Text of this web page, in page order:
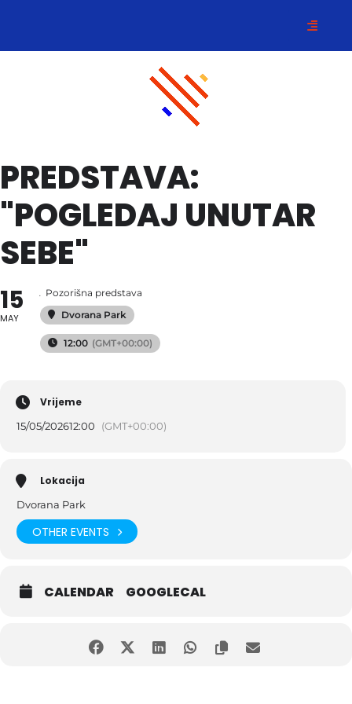
PREDSTAVA:
"POGLEDAJ UNUTAR
SEBE"
15
MAY
. Pozorišna predstava
Dvorana Park
12:00 (GMT+00:00)
Vrijeme
15/05/202612:00 (GMT+00:00)
Lokacija
Dvorana Park
OTHER EVENTS
CALENDAR GOOGLECAL